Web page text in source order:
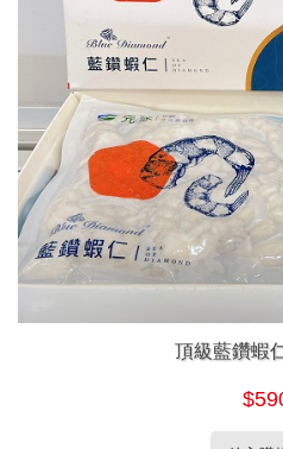
頂級藍鑽蝦